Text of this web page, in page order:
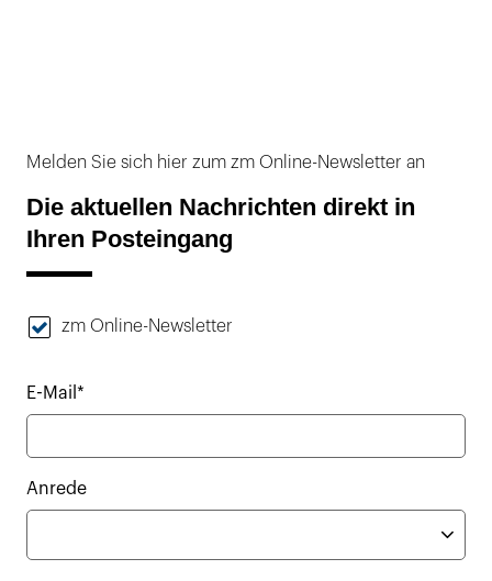
Melden Sie sich hier zum zm Online-Newsletter an
Die aktuellen Nachrichten direkt in
Ihren Posteingang
zm Online-Newsletter
E-Mail*
Anrede